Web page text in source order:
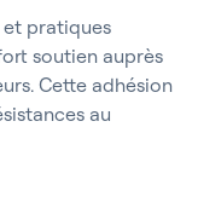
et pratiques
soutien auprès
Cette adhésion
au